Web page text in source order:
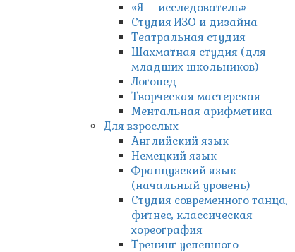
«Я – исследователь»
Студия ИЗО и дизайна
Театральная студия
Шахматная студия (для
младших школьников)
Логопед
Творческая мастерская
Ментальная арифметика
Для взрослых
Английский язык
Немецкий язык
Французский язык
(начальный уровень)
Студия современного танца,
фитнес, классическая
хореография
Тренинг успешного